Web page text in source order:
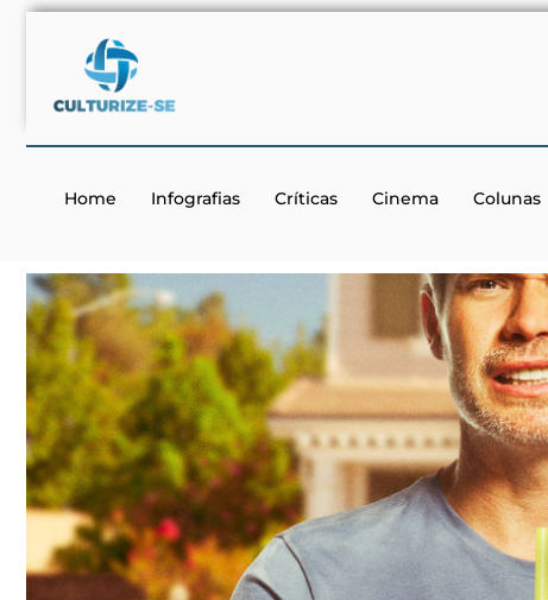
Home Infografias Críticas Cinema Colunas